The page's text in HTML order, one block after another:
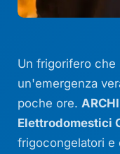
Un frigorifero che
un'emergenza
poche ore.
Elettrodomestici
frigocongelatori